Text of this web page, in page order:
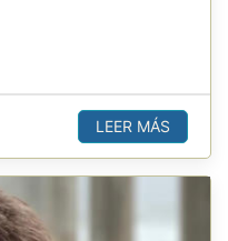
LEER MÁS